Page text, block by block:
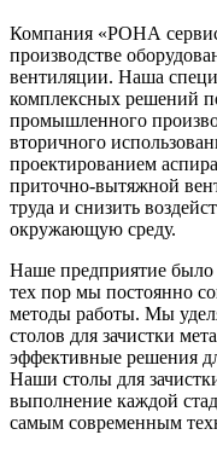
Компания «РОНА
производстве
вентиляции. Наша
комплексных решений
промышленного
вторичного
проектированием
приточно-вытяжной
труда и снизить
окружающую среду.
Наше предприятие было
тех пор мы постоянно
методы работы. Мы
столов для зачистки
эффективные решения
Наши столы для
выполнение каждой
самым современным